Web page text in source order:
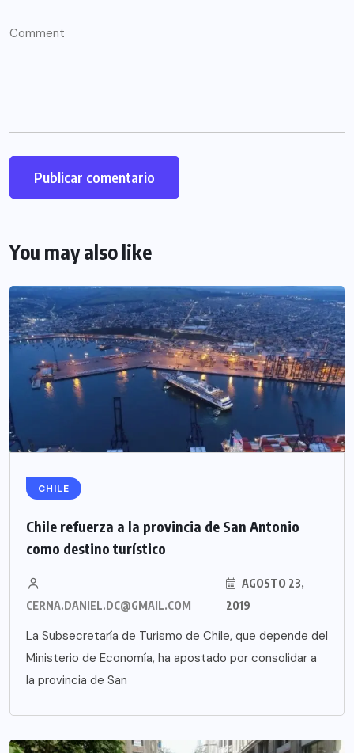
You may also like
CHILE
Chile refuerza a la provincia de San Antonio
como destino turístico
CERNA.DANIEL.DC@GMAIL.COM
AGOSTO 23,
2019
La Subsecretaría de Turismo de Chile, que depende del
Ministerio de Economía, ha apostado por consolidar a
la provincia de San